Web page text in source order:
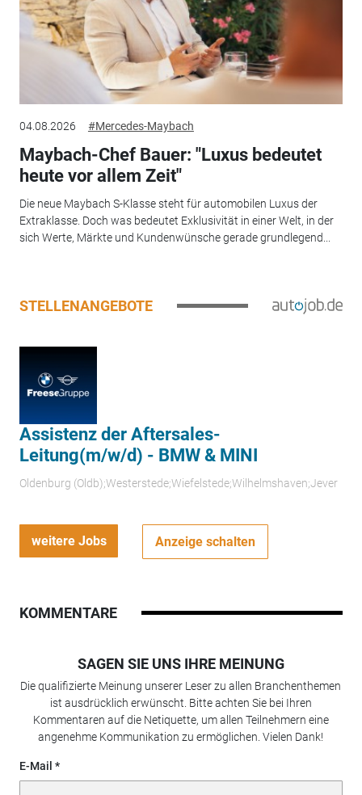
04.08.2026 #Mercedes-Maybach
Maybach-Chef Bauer: "Luxus bedeutet
heute vor allem Zeit"
Die neue Maybach S-Klasse steht für automobilen Luxus der
Extraklasse. Doch was bedeutet Exklusivität in einer Welt, in der
sich Werte, Märkte und Kundenwünsche gerade grundlegend...
STELLENANGEBOTE
Assistenz der Aftersales-
Leitung(m/w/d) - BMW & MINI
Oldenburg (Oldb);Westerstede;Wiefelstede;Wilhelmshaven;Jever
weitere Jobs Anzeige schalten
KOMMENTARE
SAGEN SIE UNS IHRE MEINUNG
Die qualifizierte Meinung unserer Leser zu allen Branchenthemen
ist ausdrücklich erwünscht. Bitte achten Sie bei Ihren
Kommentaren auf die Netiquette, um allen Teilnehmern eine
angenehme Kommunikation zu ermöglichen. Vielen Dank!
E-Mail